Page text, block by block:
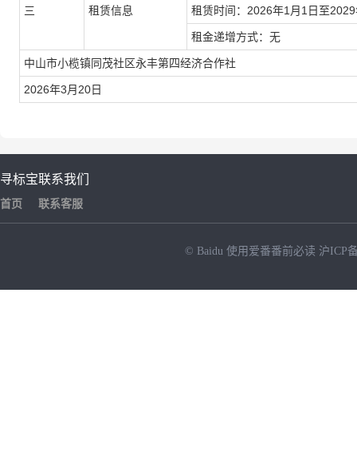
三 租赁信息 租赁时间：2026年1月1日至
租金递增方式：无
中山市小榄镇同茂社区永丰第四经济合作社
2026年3月20日
寻标宝
首页
联系我们
联系客服
© Baidu 使用爱番番前必读 沪ICP